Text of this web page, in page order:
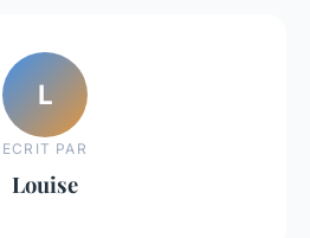
L
ECRIT PAR
Louise